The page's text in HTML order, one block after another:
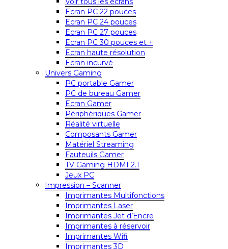
Ecran PC 22 pouces
Ecran PC 24 pouces
Ecran PC 27 pouces
Ecran PC 30 pouces et +
Ecran haute résolution
Ecran incurvé
Univers Gaming
PC portable Gamer
PC de bureau Gamer
Ecran Gamer
Périphériques Gamer
Réalité virtuelle
Composants Gamer
Matériel Streaming
Fauteuils Gamer
TV Gaming HDMI 2.1
Jeux PC
Impression – Scanner
Imprimantes Multifonctions
Imprimantes Laser
Imprimantes Jet d’Encre
Imprimantes à réservoir
Imprimantes Wifi
Imprimantes 3D